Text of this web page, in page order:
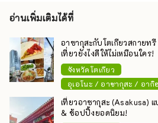
อ่านเพิ่มเติมได้ที่
อาซากุสะกับโตเกียวสกายท
เที่ยวยังไงดีให้ไม่เหมือนใคร!
จังหวัดโตเกียว
อุเอโนะ / อาซากุสะ / อากิ
เที่ยวอาซากุสะ (Asakusa)
& ช้อปปิ้งยอดนิยม!